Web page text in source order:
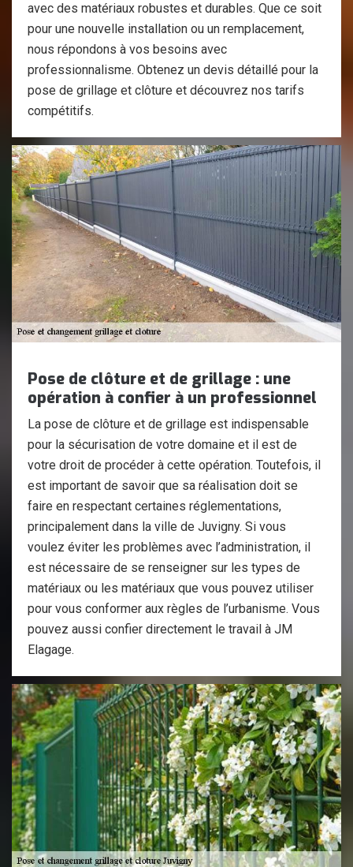
avec des matériaux robustes et durables. Que ce soit
pour une nouvelle installation ou un remplacement,
nous répondons à vos besoins avec
professionnalisme. Obtenez un devis détaillé pour la
pose de grillage et clôture et découvrez nos tarifs
compétitifs.
Pose de clôture et de grillage : une
opération à confier à un professionnel
La pose de clôture et de grillage est indispensable
pour la sécurisation de votre domaine et il est de
votre droit de procéder à cette opération. Toutefois, il
est important de savoir que sa réalisation doit se
faire en respectant certaines réglementations,
principalement dans la ville de Juvigny. Si vous
voulez éviter les problèmes avec l’administration, il
est nécessaire de se renseigner sur les types de
matériaux ou les matériaux que vous pouvez utiliser
pour vous conformer aux règles de l’urbanisme. Vous
pouvez aussi confier directement le travail à JM
Elagage.